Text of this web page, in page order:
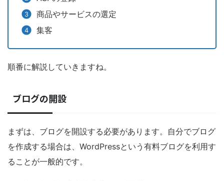
商品やサービスの選定
集客
順番に解説していきますね。
ブログの開設
まずは、ブログを開設する必要があります。自分でブログ
を作成する場合は、WordPressという有料ブログを利用す
ることが一般的です。